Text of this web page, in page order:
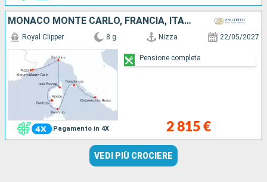
MONACO MONTE CARLO, FRANCIA, ITALIA
Pagamento in 4X
Royal Clipper 8 g Nizza 22/05/2027
2 815 €
Pensione completa
VEDI PIÙ CROCIERE